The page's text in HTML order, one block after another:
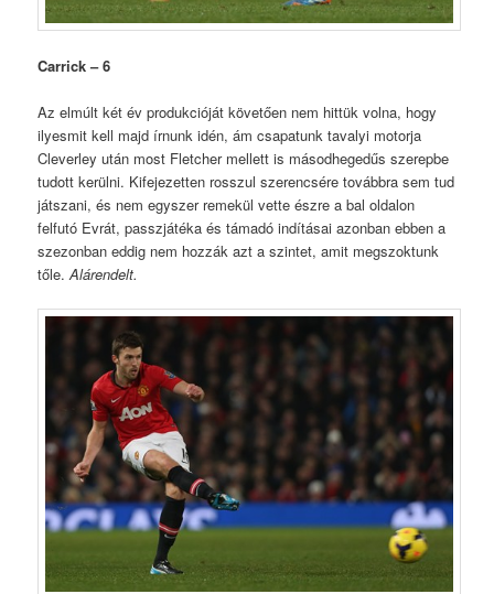
Carrick – 6
Az elmúlt két év produkcióját követően nem hittük volna, hogy
ilyesmit kell majd írnunk idén, ám csapatunk tavalyi motorja
Cleverley után most Fletcher mellett is másodhegedűs szerepbe
tudott kerülni. Kifejezetten rosszul szerencsére továbbra sem tud
játszani, és nem egyszer remekül vette észre a bal oldalon
felfutó Evrát, passzjátéka és támadó indításai azonban ebben a
szezonban eddig nem hozzák azt a szintet, amit megszoktunk
tőle.Alárendelt.